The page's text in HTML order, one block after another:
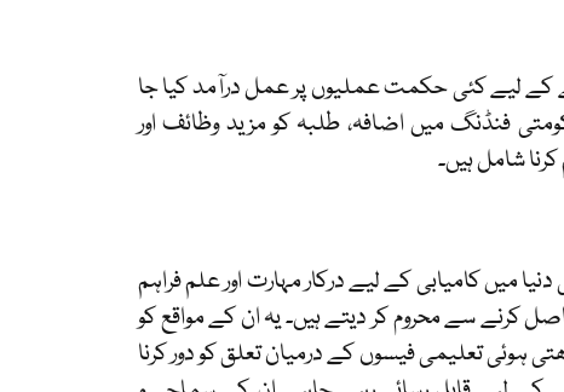
کے لیے کئی حکمت عملیوں پر عمل درآمد کیا جا
فنڈنگ میں اضافہ، طلبہ کو مزید وظائف اور
کرنا شامل ہیں۔
میں کامیابی کے لیے درکار مہارت اور علم فراہم
کرنے سے محروم کر دیتے ہیں۔ یہ ان کے مواقع کو
ہوئی تعلیمی فیسوں کے درمیان تعلق کو دور کرنا